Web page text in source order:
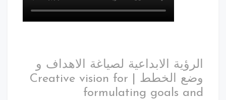
الرؤية الابداعية لصياغة الاهداف و
وضع الخطط | Creative vision for
formulating goals and